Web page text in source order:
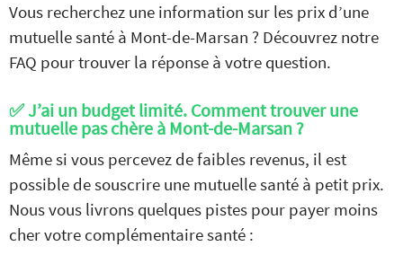
Vous recherchez une information sur les prix d’une
mutuelle santé à Mont-de-Marsan ? Découvrez notre
FAQ pour trouver la réponse à votre question.
✅ J’ai un budget limité. Comment trouver une
mutuelle pas chère à Mont-de-Marsan ?
Même si vous percevez de faibles revenus, il est
possible de souscrire une mutuelle santé à petit prix.
Nous vous livrons quelques pistes pour payer moins
cher votre complémentaire santé :